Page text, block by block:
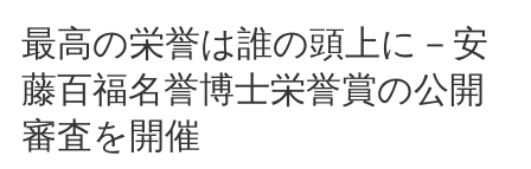
最高の栄誉は誰の頭上に－安
藤百福名誉博士栄誉賞の公開
審査を開催